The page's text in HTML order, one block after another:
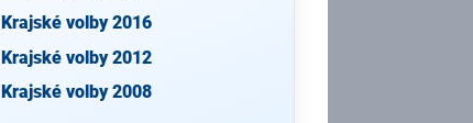
Krajské volby 2016
Krajské volby 2012
Krajské volby 2008